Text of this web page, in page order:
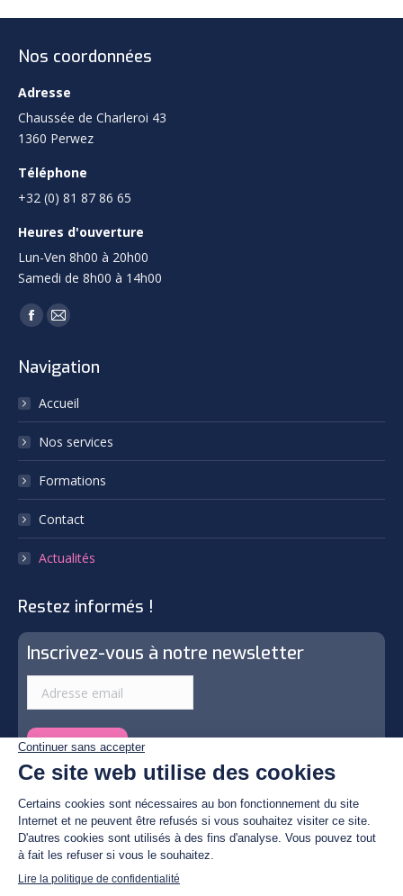
Nos coordonnées
Adresse
Chaussée de Charleroi 43
1360 Perwez
Téléphone
+32 (0) 81 87 86 65
Heures d'ouverture
Lun-Ven 8h00 à 20h00
Samedi de 8h00 à 14h00
Trouvez nous sur :
Facebook
opens
in
new
window
Mail
opens
new
window
Navigation
Accueil
Nos services
Formations
Contact
Actualités
Restez informés !
Inscrivez-vous à notre newsletter
© By Poush | Photos by © Christian Fulster, Tous droits
réservés
Politique de confidentialité